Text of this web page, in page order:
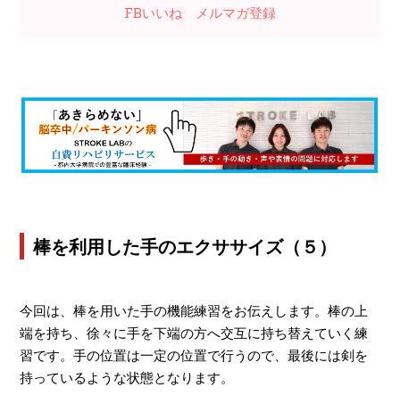
FBいいね
メルマガ登録
棒を利用した手のエクササイズ（５）
今回は、棒を用いた手の機能練習をお伝えします。棒の上
端を持ち、徐々に手を下端の方へ交互に持ち替えていく練
習です。手の位置は一定の位置で行うので、最後には剣を
持っているような状態となります。